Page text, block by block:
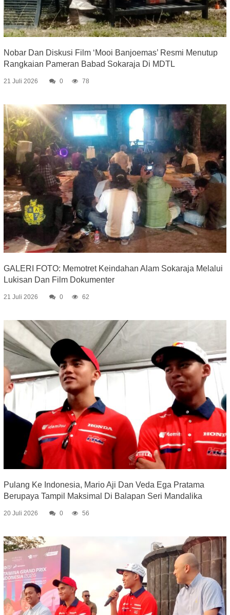
Nobar Dan Diskusi Film ‘Mooi Banjoemas’ Resmi Menutup
Rangkaian Pameran Babad Sokaraja Di MDTL
21 Juli 2026 0 78
GALERI FOTO: Memotret Keindahan Alam Sokaraja Melalui
Lukisan Dan Film Dokumenter
21 Juli 2026 0 62
Pulang Ke Indonesia, Mario Aji Dan Veda Ega Pratama
Berupaya Tampil Maksimal Di Balapan Seri Mandalika
20 Juli 2026 0 56